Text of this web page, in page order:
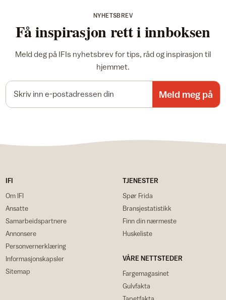
NYHETSBREV
Få inspirasjon rett i innboksen
Meld deg på IFIs nyhetsbrev for tips, råd og inspirasjon til
hjemmet.
Meld meg på
IFI
Om IFI
Ansatte
Samarbeidspartnere
Annonsere
Personvernerklæring
Informasjonskapsler
Sitemap
TJENESTER
Spør Frida
Bransjestatistikk
Finn din nærmeste
Huskeliste
VÅRE NETTSTEDER
Fargemagasinet
Gulvfakta